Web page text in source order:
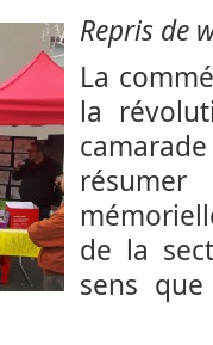
Repris de
La
la
de la
sens que